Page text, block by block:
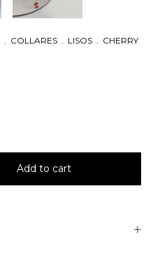
. COLLARES . LISOS . CHERRY